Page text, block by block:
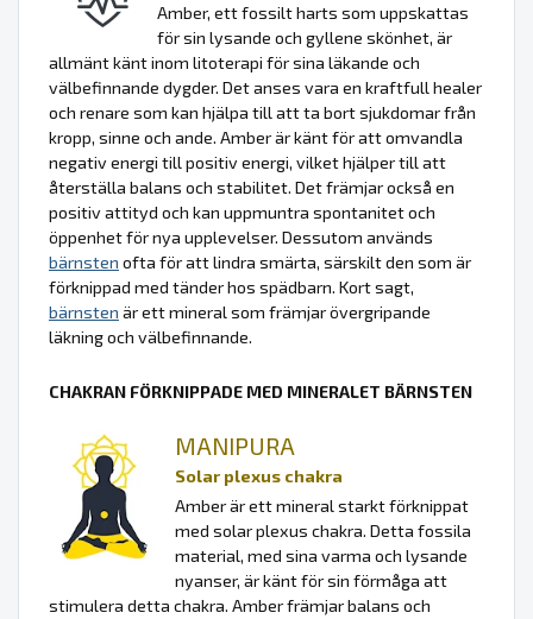
Amber, ett fossilt harts som uppskattas
för sin lysande och gyllene skönhet, är
allmänt känt inom litoterapi för sina läkande och
välbefinnande dygder. Det anses vara en kraftfull healer
och renare som kan hjälpa till att ta bort sjukdomar från
kropp, sinne och ande. Amber är känt för att omvandla
negativ energi till positiv energi, vilket hjälper till att
återställa balans och stabilitet. Det främjar också en
positiv attityd och kan uppmuntra spontanitet och
öppenhet för nya upplevelser. Dessutom används
bärnsten ofta för att lindra smärta, särskilt den som är
förknippad med tänder hos spädbarn. Kort sagt,
bärnsten är ett mineral som främjar övergripande
läkning och välbefinnande.
CHAKRAN FÖRKNIPPADE MED MINERALET BÄRNSTEN
MANIPURA
Solar plexus chakra
Amber är ett mineral starkt förknippat
med solar plexus chakra. Detta fossila
material, med sina varma och lysande
nyanser, är känt för sin förmåga att
stimulera detta chakra. Amber främjar balans och